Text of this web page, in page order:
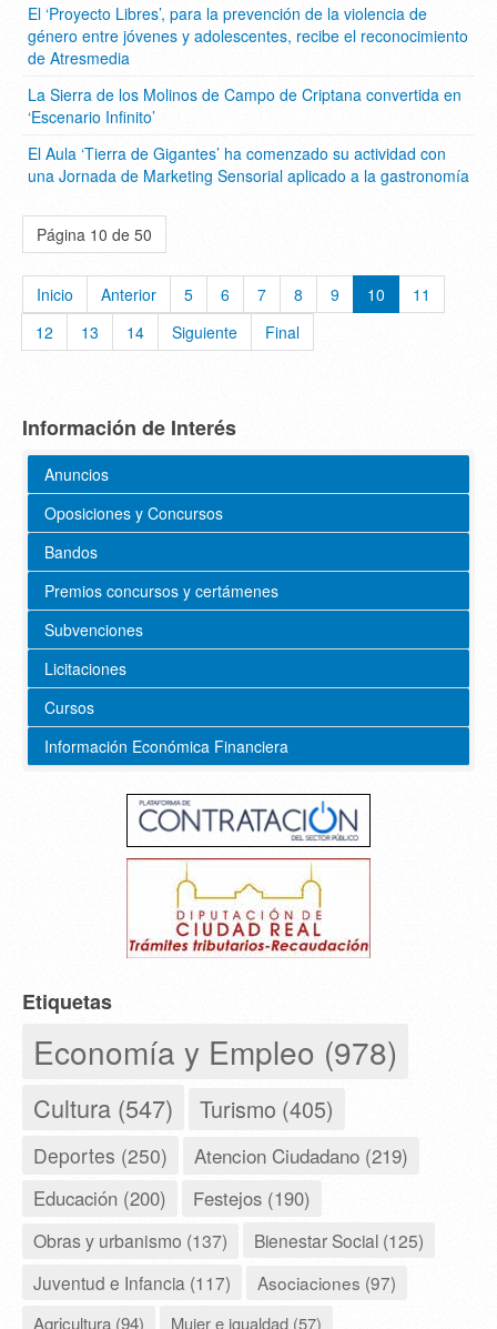
El ‘Proyecto Libres’, para la prevención de la violencia de
género entre jóvenes y adolescentes, recibe el reconocimiento
de Atresmedia
La Sierra de los Molinos de Campo de Criptana convertida en
‘Escenario Infinito’
El Aula ‘Tierra de Gigantes’ ha comenzado su actividad con
una Jornada de Marketing Sensorial aplicado a la gastronomía
Página 10 de 50
Inicio Anterior 5 6 7 8 9 10
11
12
13 14 Siguiente Final
Información de Interés
Anuncios
Oposiciones y Concursos
Bandos
Premios concursos y certámenes
Subvenciones
Licitaciones
Cursos
Información Económica Financiera
Etiquetas
Economía y Empleo (978)
Cultura (547) Turismo (405)
Deportes (250) Atencion Ciudadano (219)
Educación (200) Festejos (190)
Obras y urbanismo (137)
Bienestar Social (125)
Juventud e Infancia (117)
Asociaciones (97)
Agricultura (94)
Mujer e igualdad (57)